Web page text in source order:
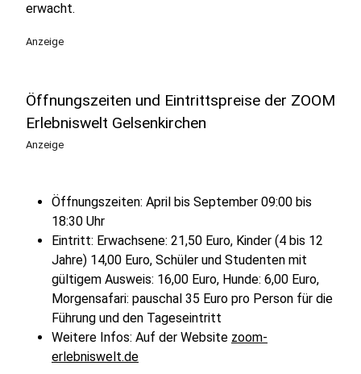
erwacht.
Anzeige
Öffnungszeiten und Eintrittspreise der ZOOM
Erlebniswelt Gelsenkirchen
Anzeige
Öffnungszeiten: April bis September 09:00 bis
18:30 Uhr
Eintritt: Erwachsene: 21,50 Euro, Kinder (4 bis 12
Jahre) 14,00 Euro, Schüler und Studenten mit
gültigem Ausweis: 16,00 Euro, Hunde: 6,00 Euro,
Morgensafari: pauschal 35 Euro pro Person für die
Führung und den Tageseintritt
Weitere Infos: Auf der Website zoom-
erlebniswelt.de